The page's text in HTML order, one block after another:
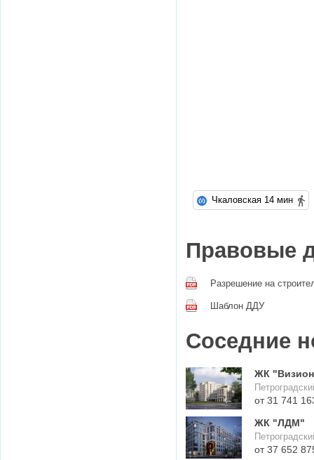
Чкаловская 14 мин
Правовые
Разрешение на
Шаблон ДДУ
Соседние
ЖК
от 31 741
ЖК "ЛДМ"
от 37 652